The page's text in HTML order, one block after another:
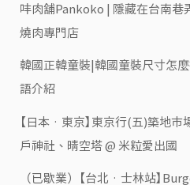
㕩肉舖Pankoko | 隱藏在台南巷
燒肉專門店
韓國正韓童裝|韓國童裝尺寸怎
語介紹
【日本‧東京】東京行(五)築地
戶神社、晴空塔 @ 米粒愛出國
（已歇業）【台北‧士林站】